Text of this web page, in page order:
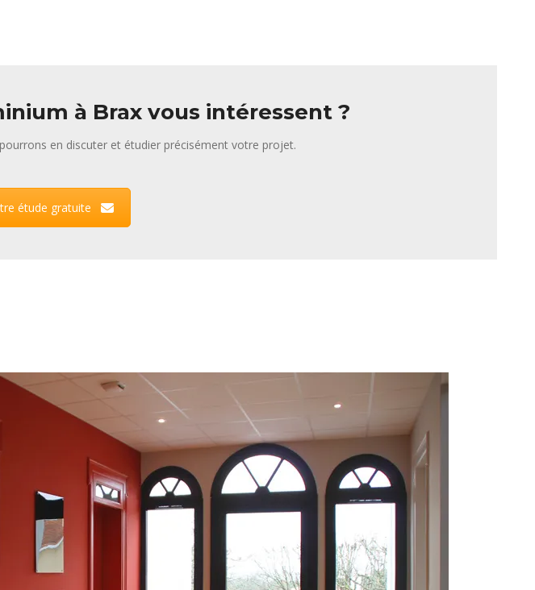
à Brax vous intéressent ?
en discuter et étudier précisément votre projet.
étude gratuite